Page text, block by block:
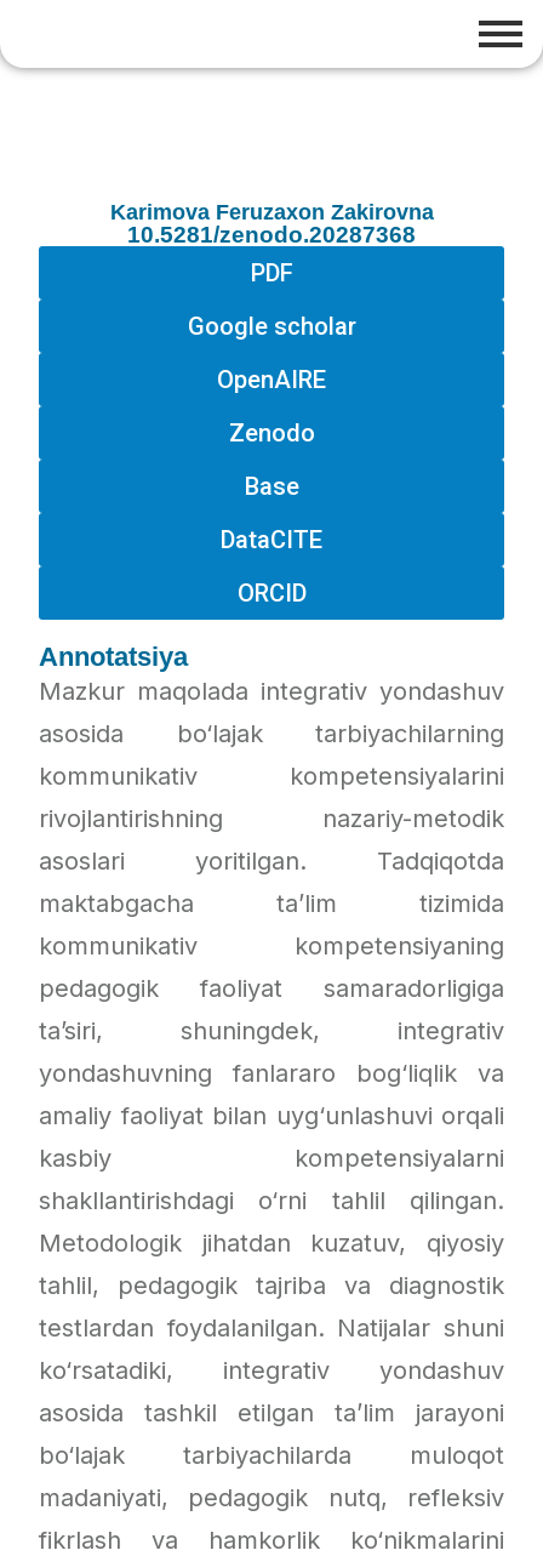
Karimova Feruzaxon Zakirovna
10.5281/zenodo.20287368
PDF
Google scholar
OpenAIRE
Zenodo
Base
DataCITE
ORCID
Annotatsiya
Mazkur maqolada integrativ yondashuv
asosida bo‘lajak tarbiyachilarning
kommunikativ kompetensiyalarini
rivojlantirishning nazariy-metodik
asoslari yoritilgan. Tadqiqotda
maktabgacha ta’lim tizimida
kommunikativ kompetensiyaning
pedagogik faoliyat samaradorligiga
ta’siri, shuningdek, integrativ
yondashuvning fanlararo bog‘liqlik va
amaliy faoliyat bilan uyg‘unlashuvi orqali
kasbiy kompetensiyalarni
shakllantirishdagi o‘rni tahlil qilingan.
Metodologik jihatdan kuzatuv, qiyosiy
tahlil, pedagogik tajriba va diagnostik
testlardan foydalanilgan. Natijalar shuni
ko‘rsatadiki, integrativ yondashuv
asosida tashkil etilgan ta’lim jarayoni
bo‘lajak tarbiyachilarda muloqot
madaniyati, pedagogik nutq, refleksiv
fikrlash va hamkorlik ko‘nikmalarini